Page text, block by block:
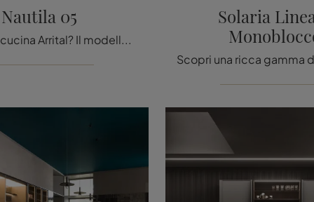
Nautila 05
Cerchi una cucina Arrital? Il modello Nautila 05 in laminato ti attende nel nostro negozio di Cucine Design con isola.
Solaria